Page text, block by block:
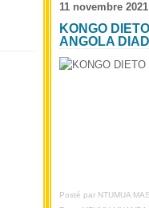
11 novembre 2021
KONGO
ANGOLA
Posté par NTUMUA